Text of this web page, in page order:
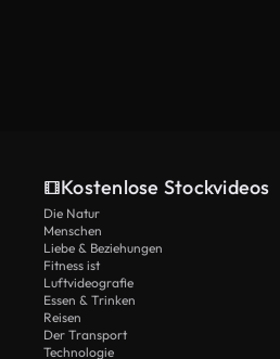
Kostenlose Stockvideos
Die Natur
Menschen
Liebe & Beziehungen
Fitness ist
Luftvideografie
Essen & Trinken
Reisen
Der Transport
Technologie